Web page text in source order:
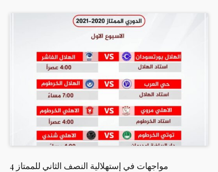
4 مواجهات في إستهلالية النصف الثاني للممتاز